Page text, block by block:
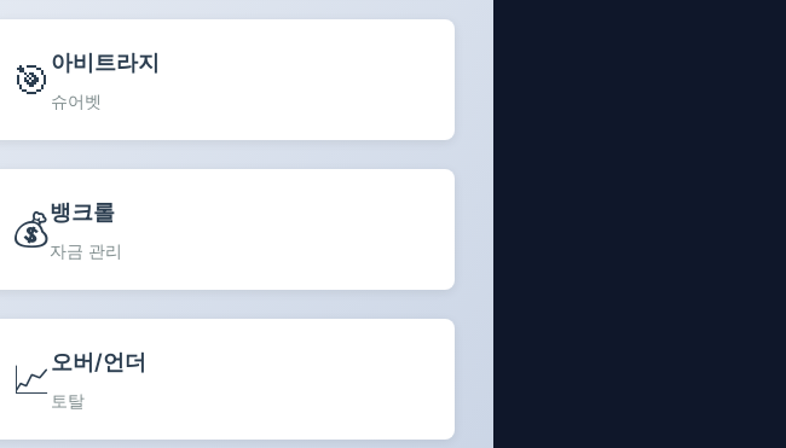
🎯 아비트라지
슈어벳
💰뱅크롤
자금 관리
📈오버/언더
토탈